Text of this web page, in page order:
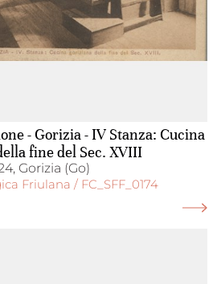
- Gorizia - IV Stanza: Cucina
fine del Sec. XVIII
Gorizia (Go)
Friulana / FC_SFF_0174